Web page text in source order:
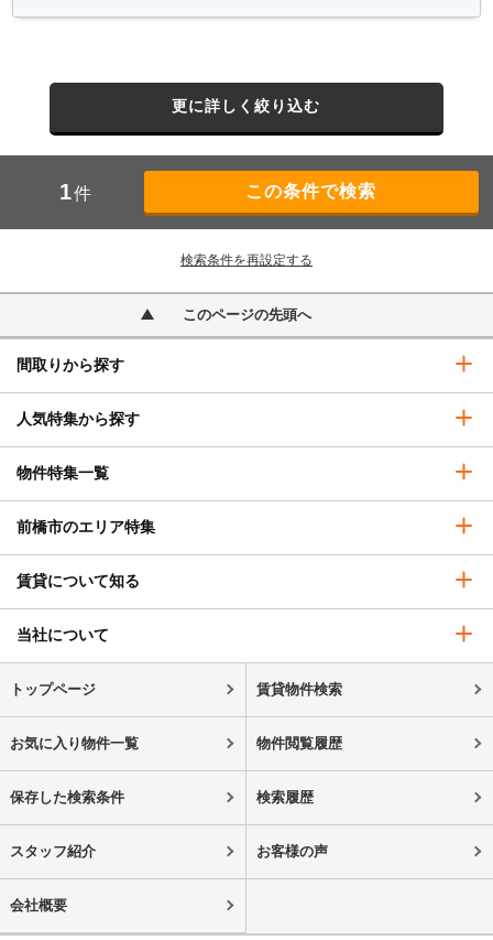
更に詳しく絞り込む
1件
検索条件を再設定する
このページの先頭へ
間取りから探す
人気特集から探す
物件特集一覧
前橋市のエリア特集
賃貸について知る
当社について
トップページ 賃貸物件検索
お気に入り物件一覧 物件閲覧履歴
保存した検索条件 検索履歴
スタッフ紹介 お客様の声
会社概要